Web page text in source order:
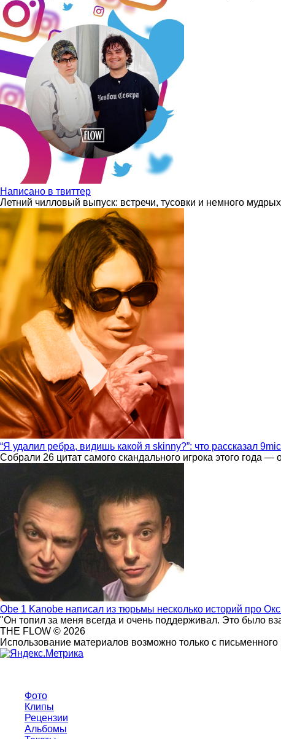
Написано в твиттер
Летний чилловый выпуск: встречи, тусовки и немного
“Я удалил ребра, видишь какой я skinny?”: что рассказал
Собрали 26 цитат самого скандального игрока этого
Obe 1 Kanobe написал из тюрьмы несколько историй про
"Он топил за меня всегда и очень поддерживал. Это было
THE FLOW © 2026
Использование материалов возможно только с
Фото
Клипы
Рецензии
Альбомы